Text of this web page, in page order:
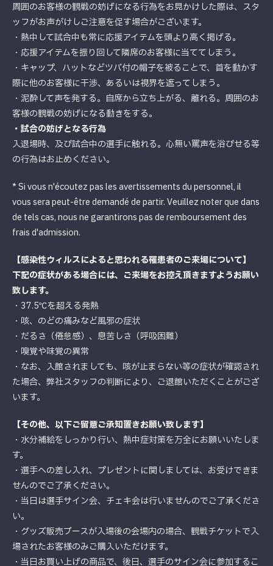
周囲のお客様の観戦の妨げになる行為をお見かけした際は、スタ
ッフがお声がけしご注意を促す場合がございます。
・熱中して試合中も常に応援アイテムを頭より高く掲げる。
・応援アイテムを振り回して隣席のお客様に当ててしまう。
・キャップ、ハットなどツバ付の帽子を被ることで、首を動かす
際に他のお客様に干渉、あるいは視界を遮ってしまう。
・泥酔して声を発する。自席から立ち上がる、離れる。周囲のお
客様の観戦の妨げになる動きをする。
・試合の妨げとなる行為
入退場時、及び試合中の選手に触れる。心無い罵声を浴びせる等
の行為はお止めください。
* Si vous n'écoutez pas les avertissements du personnel, il
vous sera peut-être demandé de partir. Veuillez noter que dans
de tels cas, nous ne garantirons pas de remboursement des
frais d'admission.
【感染性ウィルスによると思われる罹患者のご来場について】
下記の症状がある場合には、ご来場をお控え頂きますようお願い
致します。
・37.5℃を超える発熱
・咳、のどの痛みなど風邪の症状
・だるさ（倦怠感）、息苦しさ（呼吸困難）
・嗅覚や味覚の異常
・なお、入館されましても、咳が止まらない等の症状が確認され
た場合、弊社スタッフの判断により、ご退館いただくことがござ
います。
【その他、以下ご留意ご承知置きお願い致します】
・水分補給をしっかり行い、熱中症対策を万全にお願いいたしま
す。
・選手への差し入れ、プレゼントに関しましては、お受けできま
せんのでご了承ください。
・当日は選手サイン会、チェキ会は行いませんのでご了承くださ
い。
・グッズ販売ブースが入場後の会場内の場合、観戦チケットで入
場されたお客様のみご購入いただけます。
・当日お買い上げの商品で、後日、選手のサイン会に参加するこ